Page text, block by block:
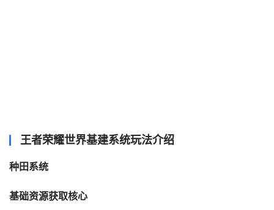
王者荣耀世界基建系统玩法介绍
种田系统
基础资源获取核心